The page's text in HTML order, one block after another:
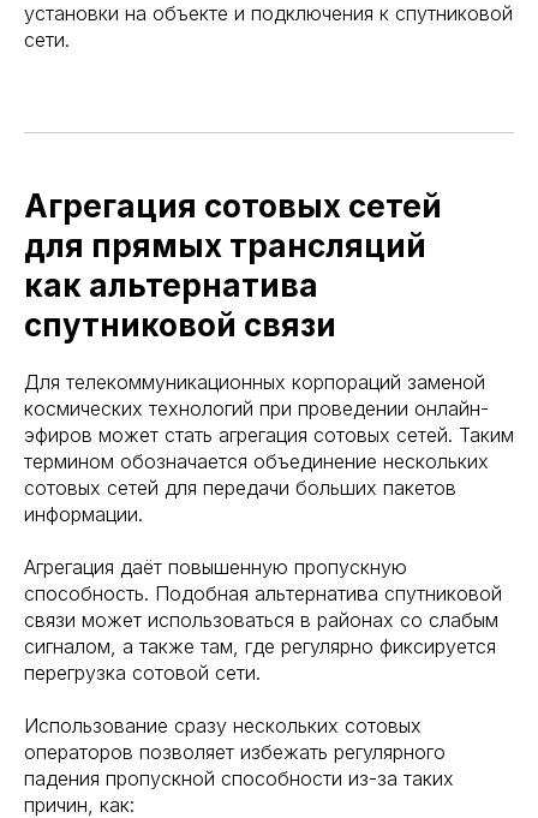
установки на объекте и подключения к спутниковой
сети.
Агрегация сотовых сетей
для прямых трансляций
как альтернатива
спутниковой связи
Для телекоммуникационных корпораций заменой
космических технологий при проведении онлайн-
эфиров может стать агрегация сотовых сетей. Таким
термином обозначается объединение нескольких
сотовых сетей для передачи больших пакетов
информации.
Агрегация даёт повышенную пропускную
способность. Подобная альтернатива спутниковой
связи может использоваться в районах со слабым
сигналом, а также там, где регулярно фиксируется
перегрузка сотовой сети.
Использование сразу нескольких сотовых
операторов позволяет избежать регулярного
падения пропускной способности из-за таких
причин, как: